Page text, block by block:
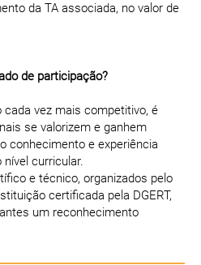
da TA associada, no valor de
de participação?
vez mais competitivo, é
se valorizem e ganhem
conhecimento e experiência
curricular.
e técnico, organizados pelo
certificada pela DGERT,
um reconhecimento